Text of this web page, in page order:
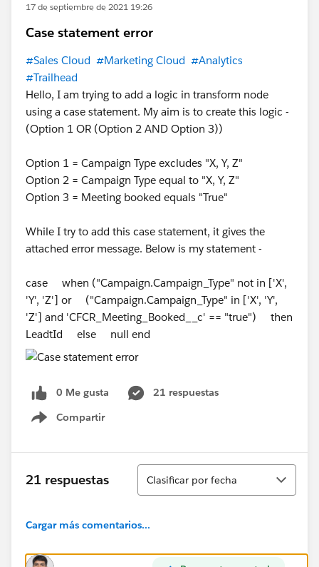
17 de septiembre de 2021 19:26
Case statement error
#Sales Cloud #Marketing Cloud #Analytics
#Trailhead
Hello, I am trying to add a logic in transform node
using a case statement. My aim is to create this logic -
(Option 1 OR (Option 2 AND Option 3))
Option 1 = Campaign Type excludes "X, Y, Z"
Option 2 = Campaign Type equal to "X, Y, Z"
Option 3 = Meeting booked equals "True"
While I try to add this case statement, it gives the
attached error message. Below is my statement -
case when ("Campaign.Campaign_Type" not in ['X',
'Y', 'Z'] or ("Campaign.Campaign_Type" in ['X', 'Y',
'Z'] and 'CFCR_Meeting_Booked__c' == "true") then
LeadtId else null end
0 Me gusta
21 respuestas
Compartir
Show menu
21 respuestas
Ordenar
Clasificar por fecha
Cargar más comentarios...